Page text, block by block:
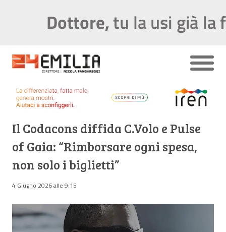
Il Codacons diffida C.Volo e Pulse
of Gaia: “Rimborsare ogni spesa,
non solo i biglietti”
4 Giugno 2026 alle 9:15